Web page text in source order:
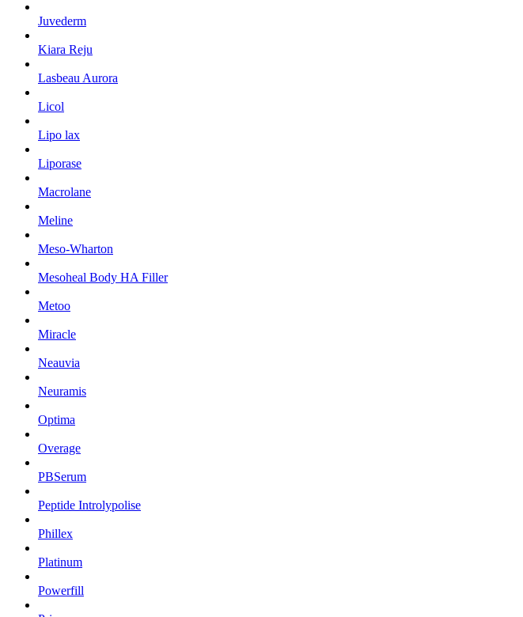
Juvederm
Kiara Reju
Lasbeau Aurora
Licol
Lipo lax
Liporase
Macrolane
Meline
Meso-Wharton
Mesoheal Body HA Filler
Metoo
Miracle
Neauvia
Neuramis
Optima
Overage
PBSerum
Peptide Introlypolise
Phillex
Platinum
Powerfill